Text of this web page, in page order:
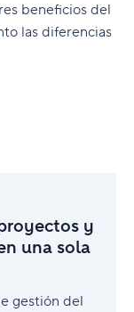
beneficios del
las diferencias
y
una sola
gestión del